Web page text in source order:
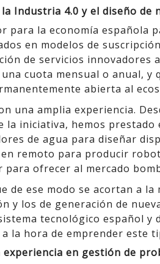
la Industria 4.0 y el diseño de
para la economía española
en modelos de
de servicios innovadores
cuota mensual o anual, y
abierta al
una amplia experiencia.
la iniciativa, hemos
de agua para diseñar
remoto para producir
ofrecer al mercado
de ese modo se acortan a
y los de generación de
tecnológico español y
la hora de emprender este
en gestión de